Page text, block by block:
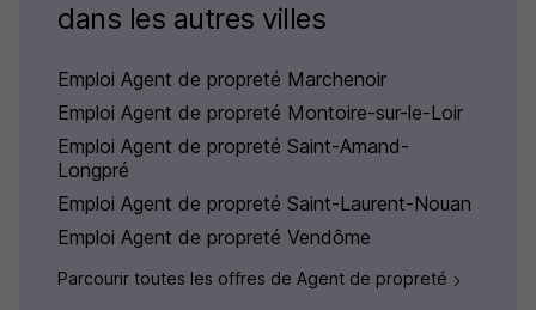
dans les autres villes
Emploi Agent de propreté Marchenoir
Emploi Agent de propreté Montoire-sur-le-Loir
Emploi Agent de propreté Saint-Amand-
Longpré
Emploi Agent de propreté Saint-Laurent-Nouan
Emploi Agent de propreté Vendôme
Parcourir toutes les offres de Agent de propreté